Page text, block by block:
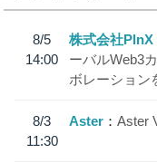
8/5
14:00
株式会社PlnX
ーバルWeb3
ボレーション
8/3
11:30
Aster Aster